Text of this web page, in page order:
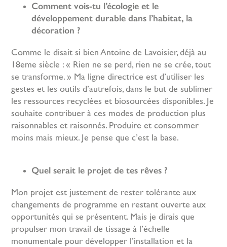
Comment vois-tu l’écologie et le
développement durable dans l’habitat, la
décoration ?
Comme le disait si bien Antoine de Lavoisier, déjà au
18eme siècle : « Rien ne se perd, rien ne se crée, tout
se transforme. » Ma ligne directrice est d’utiliser les
gestes et les outils d’autrefois, dans le but de sublimer
les ressources recyclées et biosourcées disponibles. Je
souhaite contribuer à ces modes de production plus
raisonnables et raisonnés. Produire et consommer
moins mais mieux. Je pense que c’est la base.
Quel serait le projet de tes rêves ?
Mon projet est justement de rester tolérante aux
changements de programme en restant ouverte aux
opportunités qui se présentent. Mais je dirais que
propulser mon travail de tissage à l’échelle
monumentale pour développer l’installation et la